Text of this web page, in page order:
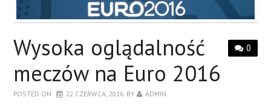
0
Wysoka oglądalność
meczów na Euro 2016
POSTED ON 22 CZERWCA, 2016 BY ADMIN